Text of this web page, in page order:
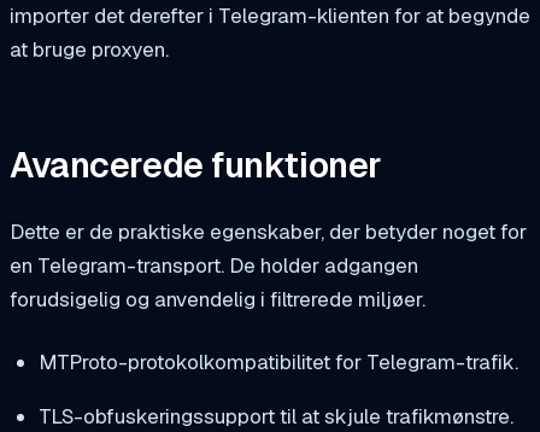
importer det derefter i Telegram-klienten for at begynde
at bruge proxyen.
Avancerede funktioner
Dette er de praktiske egenskaber, der betyder noget for
en Telegram-transport. De holder adgangen
forudsigelig og anvendelig i filtrerede miljøer.
MTProto-protokolkompatibilitet for Telegram-trafik.
TLS-obfuskeringssupport til at skjule trafikmønstre.